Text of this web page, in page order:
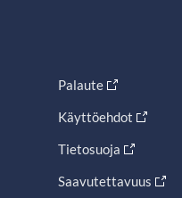
Palaute
Käyttöehdot
Tietosuoja
Saavutettavuus